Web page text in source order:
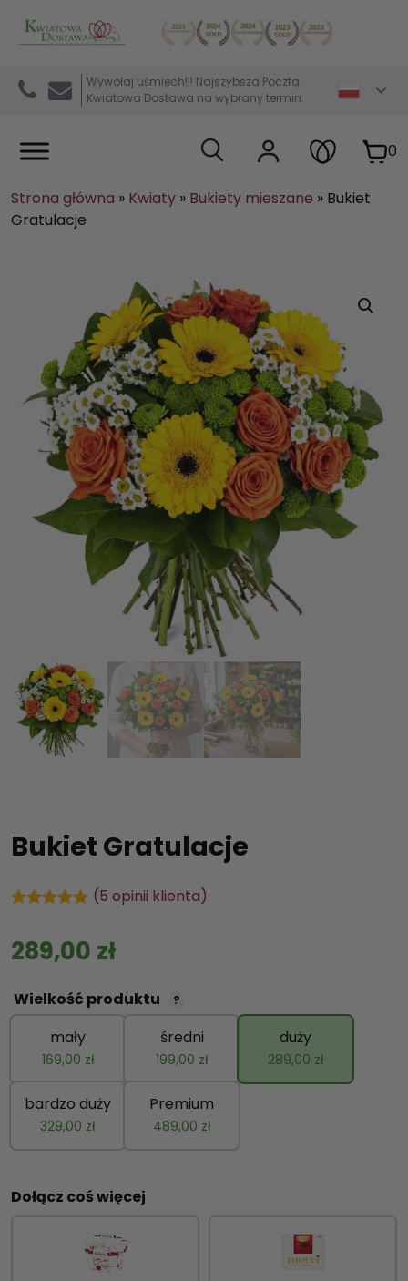
Kwiaciarnia internetowa Kwiatowa Dostawa
Wywołaj uśmiech!!! Najszybsza Poczta.
Kwiatowa Dostawa na wybrany termin.
0
Strona główna » Kwiaty » Bukiety mieszane » Bukiet
Gratulacje
Bukiet Gratulacje
podstawie
ocen
(5 opinii klienta)
289,00 zł
Wielkość produktu ?
169,00 zł
mały
199,00 zł
średni
289,00 zł
duży
329,00 zł
bardzo duży
489,00 zł
Premium
Dołącz coś więcej